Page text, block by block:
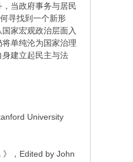
当政府事务与居民
寻找到一个新形
家宏观政治层面入
单纯沦为国家治理
建立起民主与法
University
，Edited by John